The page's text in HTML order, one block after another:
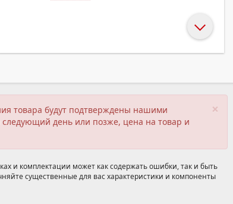
×
товара будут подтверждены нашими
следующий день или позже, цена на товар и
и комплектации может как содержать ошибки, так и быть
существенные для вас характеристики и компоненты